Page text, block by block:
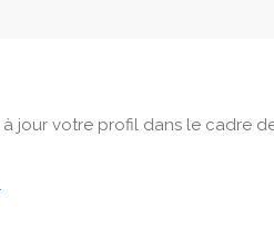
jour votre profil dans le cadre